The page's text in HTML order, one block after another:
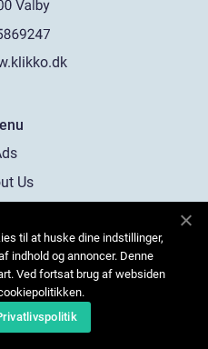
Us
til at huske dine indstillinger,
indhold og annoncer. Denne
Ved fortsat brug af websiden